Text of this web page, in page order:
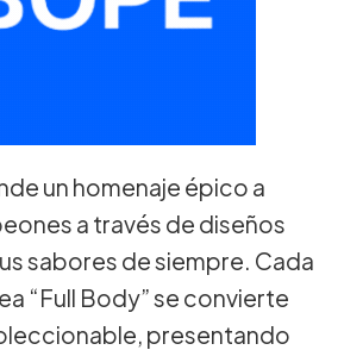
un homenaje épico a
a través de diseños
sabores de siempre. Cada
“Full Body” se convierte
presentando